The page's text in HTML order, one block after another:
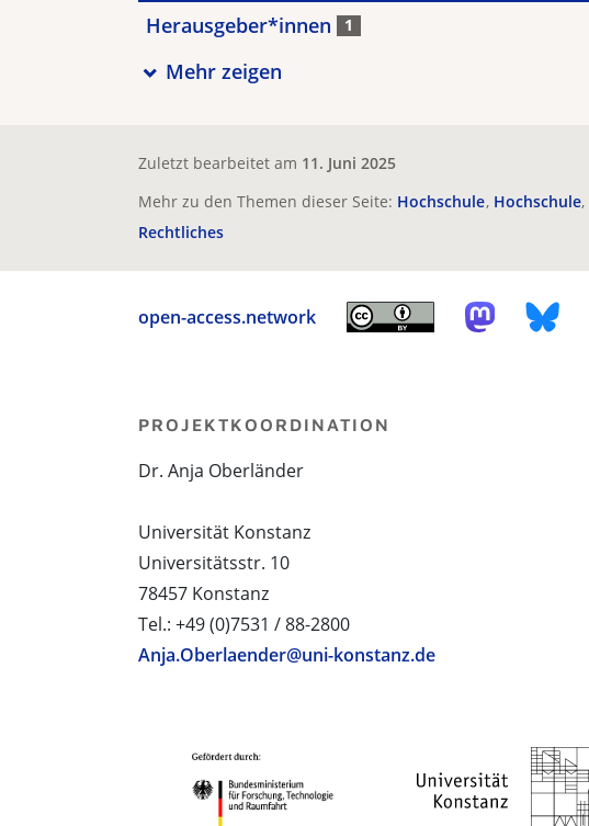
Herausgeber*innen 1
Mehr zeigen
Zuletzt bearbeitet am 11. Juni 2025
Mehr zu den Themen dieser Seite: Hochschule Hochschule
Rechtliches
open-access.network
PROJEKTKOORDINATION
Dr. Anja Oberländer
Universität Konstanz
Universitätsstr. 10
78457 Konstanz
Tel.: +49 (0)7531 / 88-2800
Anja.Oberlaender@uni-konstanz.de